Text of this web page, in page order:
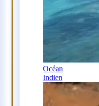
Océan
Indien